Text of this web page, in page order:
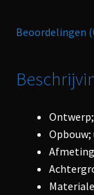
Beoordelingen
Opbouw;